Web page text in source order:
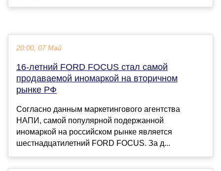
20:00, 07 Май
16-летний FORD FOCUS стал самой
продаваемой иномаркой на вторичном
рынке РФ
Согласно данным маркетингового агентства
НАПИ, самой популярной подержанной
иномаркой на российском рынке является
шестнадцатилетний FORD FOCUS. За д...